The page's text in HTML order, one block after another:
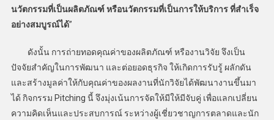
นวัตกรรมที่เป็นผลิตภัณฑ์ หรือนวัตกรรมที่เป็นการให้บริการ ที่สำเร็จ
อย่างสมบูรณ์ได้”
ดังนั้น การถ่ายทอดคุณค่าของผลิตภัณฑ์ หรืองานวิจัย จึงเป็น
ปัจจัยสำคัญในการพัฒนา และต่อยอดธุรกิจ ให้เกิดการรับรู้ ผลักดัน
และสร้างมูลค่าให้กับคุณค่าของผลงานที่นักวิจัยได้พัฒนางานขึ้นมา
ได้ กิจกรรม Pitching นี้ จึงมุ่งเน้นการจัดให้มีให้มีจับคู่ เพื่อแลกเปลี่ยน
ความคิดเห็นและประสบการณ์ ระหว่างผู้เชี่ยวชาญการตลาดและนัก